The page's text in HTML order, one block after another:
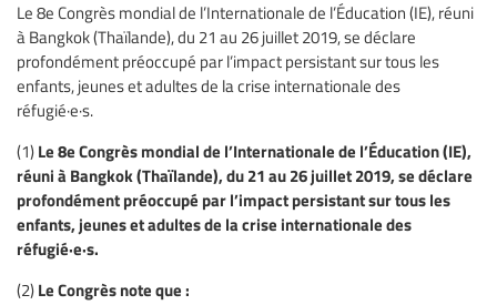
Le 8e Congrès mondial de l’Internationale de l’Éducation (IE), réuni
à Bangkok (Thaïlande), du 21 au 26 juillet 2019, se déclare
profondément préoccupé par l’impact persistant sur tous les
enfants, jeunes et adultes de la crise internationale des
réfugié·e·s.
(1) Le 8e Congrès mondial de l’Internationale de l’Éducation (IE),
réuni à Bangkok (Thaïlande), du 21 au 26 juillet 2019, se déclare
profondément préoccupé par l’impact persistant sur tous les
enfants, jeunes et adultes de la crise internationale des
réfugié·e·s.
(2) Le Congrès note que :